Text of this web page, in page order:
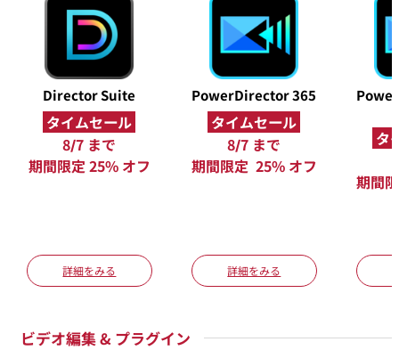
Director Suite
タイムセール
8/7 まで
期間限定 25% オフ
詳細をみる
PowerDirector 365
タイムセール
8/7 まで
期間限定 25% オフ
詳細をみる
タ
期間
ビデオ編集 & プラグイン